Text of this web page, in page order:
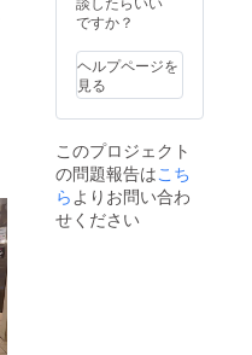
ですか？
ヘルプページを
見る
このプロジェクト
の問題報告はこち
らよりお問い合わ
せください